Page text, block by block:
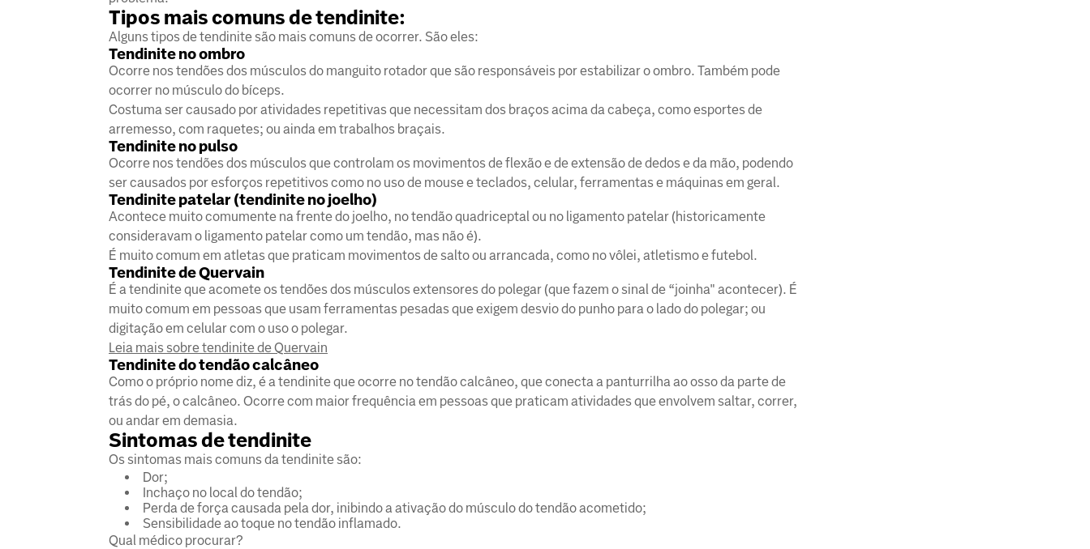
Tipos mais comuns de tendinite:
Alguns tipos de tendinite são mais comuns de ocorrer. São eles:
Tendinite no ombro
Ocorre nos tendões dos músculos do manguito rotador que são responsáveis por estabilizar o ombro. Também pode
ocorrer no músculo do bíceps.
Costuma ser causado por atividades repetitivas que necessitam dos braços acima da cabeça, como esportes de
arremesso, com raquetes; ou ainda em trabalhos braçais.
Tendinite no pulso
Ocorre nos tendões dos músculos que controlam os movimentos de flexão e de extensão de dedos e da mão, podendo
ser causados por esforços repetitivos como no uso de mouse e teclados, celular, ferramentas e máquinas em geral.
Tendinite patelar (tendinite no joelho)
Acontece muito comumente na frente do joelho, no tendão quadriceptal ou no ligamento patelar (historicamente
consideravam o ligamento patelar como um tendão, mas não é).
É muito comum em atletas que praticam movimentos de salto ou arrancada, como no vôlei, atletismo e futebol.
Tendinite de Quervain
É a tendinite que acomete os tendões dos músculos extensores do polegar (que fazem o sinal de “joinha" acontecer). É
muito comum em pessoas que usam ferramentas pesadas que exigem desvio do punho para o lado do polegar; ou
digitação em celular com o uso o polegar.
Leia mais sobre tendinite de Quervain
Tendinite do tendão calcâneo
Como o próprio nome diz, é a tendinite que ocorre no tendão calcâneo, que conecta a panturrilha ao osso da parte de
trás do pé, o calcâneo. Ocorre com maior frequência em pessoas que praticam atividades que envolvem saltar, correr,
ou andar em demasia.
Sintomas de tendinite
Os sintomas mais comuns da tendinite são:
Dor;
Inchaço no local do tendão;
Perda de força causada pela dor, inibindo a ativação do músculo do tendão acometido;
Sensibilidade ao toque no tendão inflamado.
Qual médico procurar?